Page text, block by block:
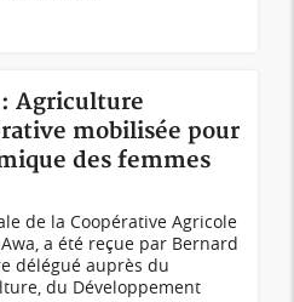
Agriculture
mobilisée pour
des femmes
de la Coopérative Agricole
Awa, a été reçue par Bernard
délégué auprès du
du Développement